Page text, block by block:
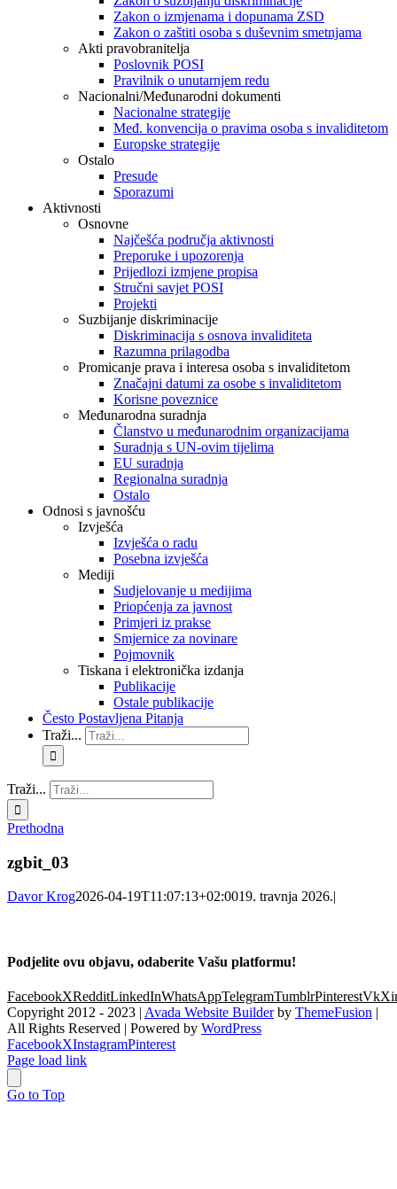
Zakon o izmjenama i dopunama ZSD
Zakon o zaštiti osoba s duševnim smetnjama
Akti pravobranitelja
Poslovnik POSI
Pravilnik o unutarnjem redu
Nacionalni/Međunarodni dokumenti
Nacionalne strategije
Međ. konvencija o pravima osoba s invaliditetom
Europske strategije
Ostalo
Presude
Sporazumi
Aktivnosti
Osnovne
Najčešća područja aktivnosti
Preporuke i upozorenja
Prijedlozi izmjene propisa
Stručni savjet POSI
Projekti
Suzbijanje diskriminacije
Diskriminacija s osnova invaliditeta
Razumna prilagodba
Promicanje prava i interesa osoba s invaliditetom
Značajni datumi za osobe s invaliditetom
Korisne poveznice
Međunarodna suradnja
Članstvo u međunarodnim organizacijama
Suradnja s UN-ovim tijelima
EU suradnja
Regionalna suradnja
Ostalo
Odnosi s javnošću
Izvješća
Izvješća o radu
Posebna izvješća
Mediji
Sudjelovanje u medijima
Priopćenja za javnost
Primjeri iz prakse
Smjernice za novinare
Pojmovnik
Tiskana i elektronička izdanja
Publikacije
Ostale publikacije
Često Postavljena Pitanja
Traži...
Traži...
Prethodna
zgbit_03
Davor Krog2026-04-19T11:07:13+02:0019. travnja 2026.|
Podjelite ovu objavu, odaberite Vašu platformu!
FacebookXRedditLinkedInWhatsAppTelegramTumblrPinterestVk
Copyright 2012 - 2023 | Avada Website Builderby ThemeFusion |
All Rights Reserved | Powered by WordPress
FacebookXInstagramPinterest
Page load link
Go to Top